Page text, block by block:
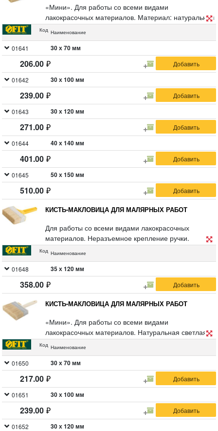
«Мини». Для работы со всеми видами
лакокрасочных материалов. Материал: натуральная
светлая щетина, пластиковый корпус, полая ручка.
Код Наименование
01641 30 х 70 мм
206.00
01642 30 х 100 мм
239.00
01643 30 х 120 мм
271.00
01644 40 х 140 мм
401.00
01645 50 х 150 мм
510.00
КИСТЬ-МАКЛОВИЦА ДЛЯ МАЛЯРНЫХ РАБОТ
Для работы со всеми видами лакокрасочных
материалов. Неразъемное крепление ручки.
Выемка на ручке для закрепления макловицы на
натуральная светлая щетина, пластиковая ручка.
Код Наименование
01648 35 х 120 мм
358.00
КИСТЬ-МАКЛОВИЦА ДЛЯ МАЛЯРНЫХ РАБОТ
«Мини». Для работы со всеми видами
лакокрасочных материалов. Натуральная светлая
щетина, пластиковый корпус.
Код Наименование
01650 30 х 70 мм
217.00
01651 30 х 100 мм
239.00
01652 30 х 120 мм